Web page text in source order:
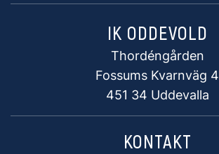
IK ODDEVOLD
Thordéngården
Fossums Kvarnväg 4
451 34 Uddevalla
KONTAKT